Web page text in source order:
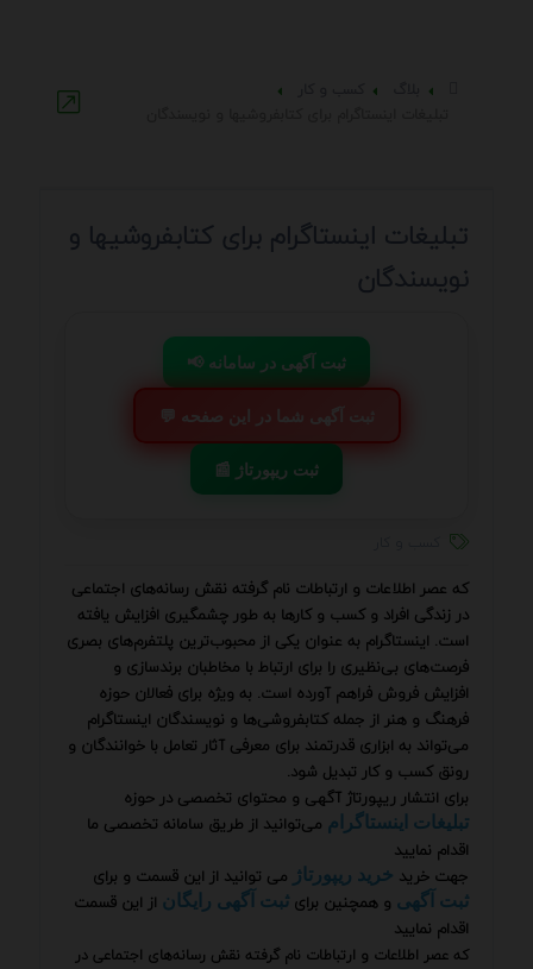
تبلیغات اینستاگرام برای کتابفروشیها و
نویسندگان
📢 ثبت آگهی در سامانه
💬 ثبت آگهی شما در این صفحه
📰 ثبت ریپورتاژ
که عصر اطلاعات و ارتباطات نام گرفته نقش رسانه‌های اجتماعی
در زندگی افراد و کسب و کارها به طور چشمگیری افزایش یافته
است. اینستاگرام به عنوان یکی از محبوب‌ترین پلتفرم‌های بصری
فرصت‌های بی‌نظیری را برای ارتباط با مخاطبان برندسازی و
افزایش فروش فراهم آورده است. به ویژه برای فعالان حوزه
فرهنگ و هنر از جمله کتابفروشی‌ها و نویسندگان اینستاگرام
می‌تواند به ابزاری قدرتمند برای معرفی آثار تعامل با خوانندگان و
رونق کسب و کار تبدیل شود.
برای انتشار ریپورتاژ آگهی و محتوای تخصصی در حوزه
تبلیغات اینستاگرام می‌توانید از طریق سامانه تخصصی ما
اقدام نمایید
جهت خرید خرید ریپورتاژ می توانید از این قسمت و برای
ثبت آگهی و همچنین برای ثبت آگهی رایگان از این قسمت
اقدام نمایید
که عصر اطلاعات و ارتباطات نام گرفته نقش رسانه‌های اجتماعی در